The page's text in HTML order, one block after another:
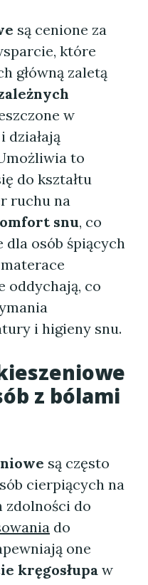
są cenione za
które
główną zaletą
w
działają
to
do kształtu
ruchu na
snu, co
dla osób śpiących
oddychają, co
i higieny snu.
z bólami
są często
cierpiących na
zdolności do
do
one
kręgosłupa w